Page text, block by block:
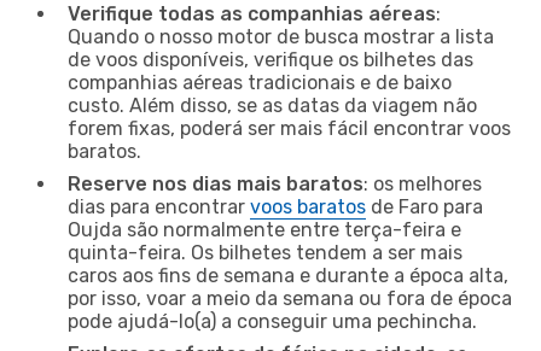
Verifique todas as companhias aéreas:
Quando o nosso motor de busca mostrar a lista
de voos disponíveis, verifique os bilhetes das
companhias aéreas tradicionais e de baixo
custo. Além disso, se as datas da viagem não
forem fixas, poderá ser mais fácil encontrar voos
baratos.
Reserve nos dias mais baratos: os melhores
dias para encontrar voos baratos de Faro para
Oujda são normalmente entre terça-feira e
quinta-feira. Os bilhetes tendem a ser mais
caros aos fins de semana e durante a época alta,
por isso, voar a meio da semana ou fora de época
pode ajudá-lo(a) a conseguir uma pechincha.